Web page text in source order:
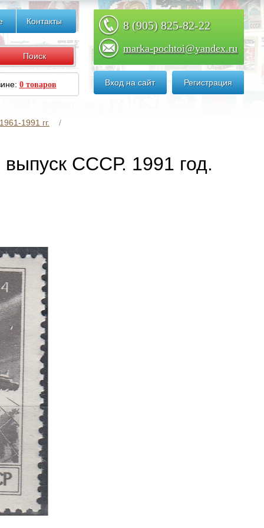
Контакты 8 (905) 825-82-22
marka-pochtoi@yandex.ru
Вход на сайт Регистрация
0 товаров
1991 гг.
СССР. 1991 год.